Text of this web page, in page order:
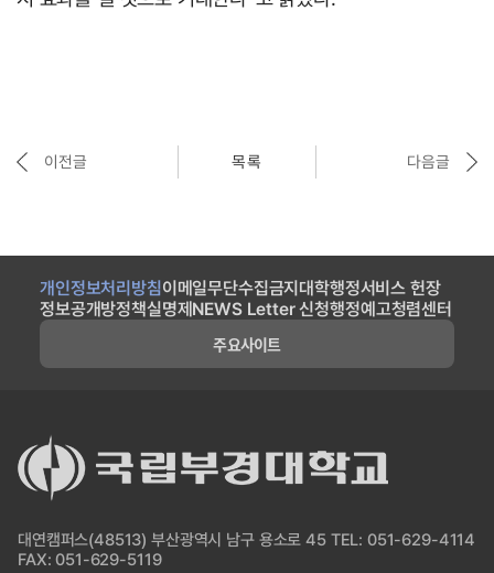
이전글 목록 다음글
개인정보처리방침이메일무단수집금지대학행정서비스 헌장
정보공개방정책실명제NEWS Letter 신청행정예고청렴센터
주요사이트
대연캠퍼스(48513) 부산광역시 남구 용소로 45 TEL: 051-629-4114
FAX: 051-629-5119